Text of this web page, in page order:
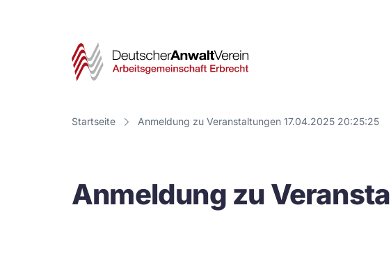
Deutscher
Verein
Startseite Anmeldung zu Veranstaltungen 17.04.2025 20:25:25
Anmeldung zu